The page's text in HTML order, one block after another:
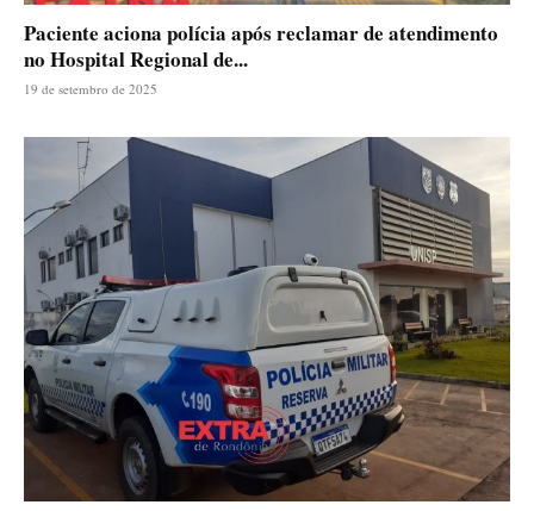
Paciente aciona polícia após reclamar de atendimento
no Hospital Regional de...
19 de setembro de 2025